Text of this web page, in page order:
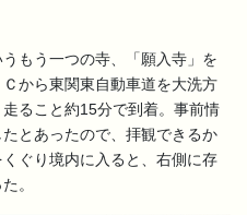
もう一つの寺、「願入寺」を
から東関東自動車道を大洗方
ること約15分で到着。事前情
とあったので、拝観できるか
ぐり境内に入ると、右側に存
。